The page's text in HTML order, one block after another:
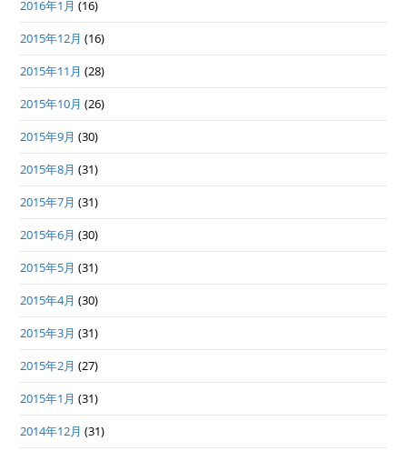
2016年1月 (16)
2015年12月 (16)
2015年11月 (28)
2015年10月 (26)
2015年9月 (30)
2015年8月 (31)
2015年7月 (31)
2015年6月 (30)
2015年5月 (31)
2015年4月 (30)
2015年3月 (31)
2015年2月 (27)
2015年1月 (31)
2014年12月 (31)